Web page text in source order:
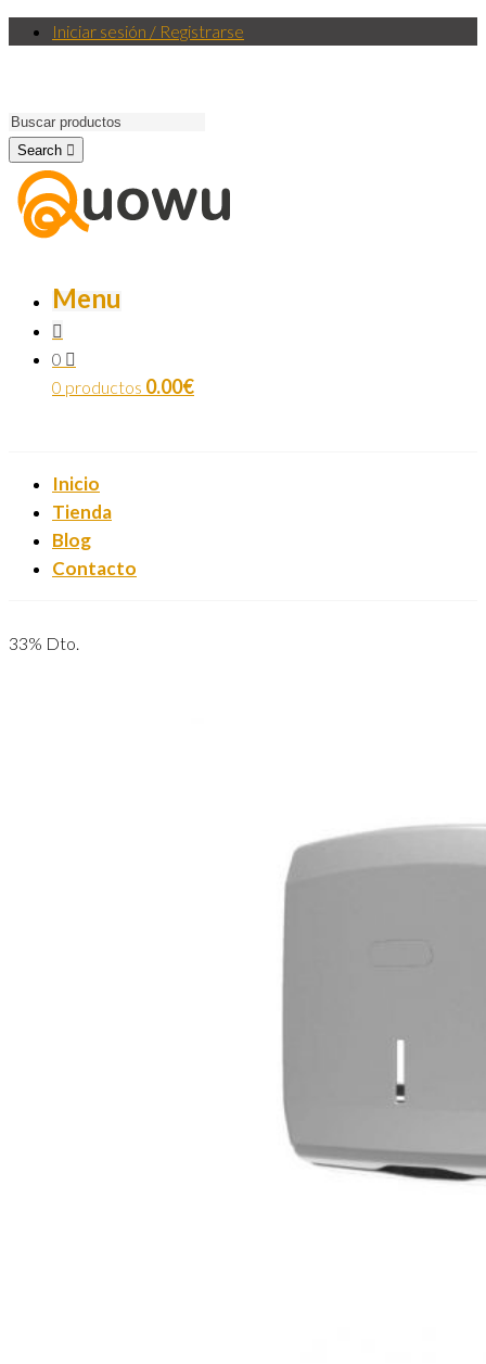
Iniciar sesión / Registrarse
Search
Menu
0
0 productos 0.00€
Inicio
Tienda
Blog
Contacto
33% Dto.